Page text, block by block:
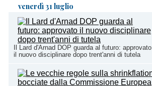
venerdì 31 luglio
Il Lard d'Arnad DOP guarda al futuro: approvato
il nuovo disciplinare dopo trent'anni di tutela